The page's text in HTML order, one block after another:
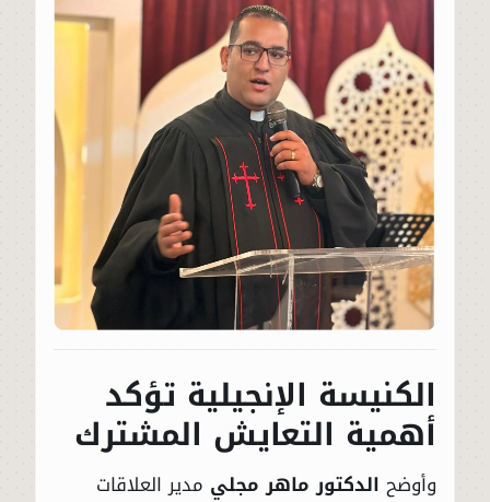
الكنيسة الإنجيلية تؤكد
أهمية التعايش المشترك
وأوضح الدكتور ماهر مجلي مدير العلاقات